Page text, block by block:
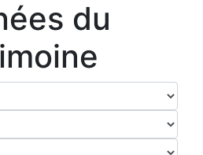
du